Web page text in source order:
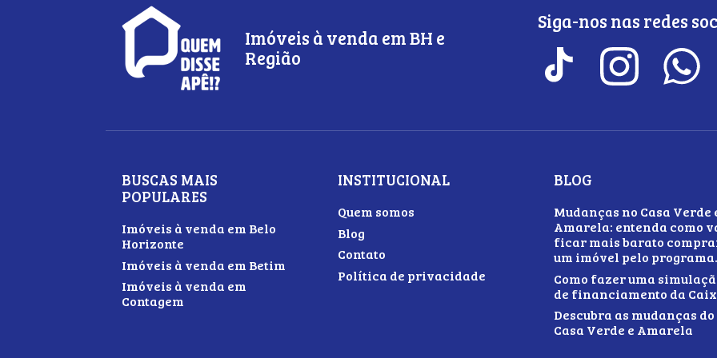
Imóveis à venda em BH e
Região
Siga-nos nas redes
BUSCAS MAIS
POPULARES
Imóveis à venda em Belo
Horizonte
Imóveis à venda em Betim
Imóveis à venda em
Contagem
INSTITUCIONAL
Quem somos
Blog
Contato
Política de privacidade
BLOG
Mudanças no Casa Verde
Amarela: entenda como
ficar mais barato
um imóvel pelo programa.
Como fazer uma
de financiamento da
Descubra as mudanças do
Casa Verde e Amarela